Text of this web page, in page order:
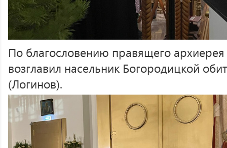
По благословению правящего
возглавил насельник Богородицкой
(Логинов).